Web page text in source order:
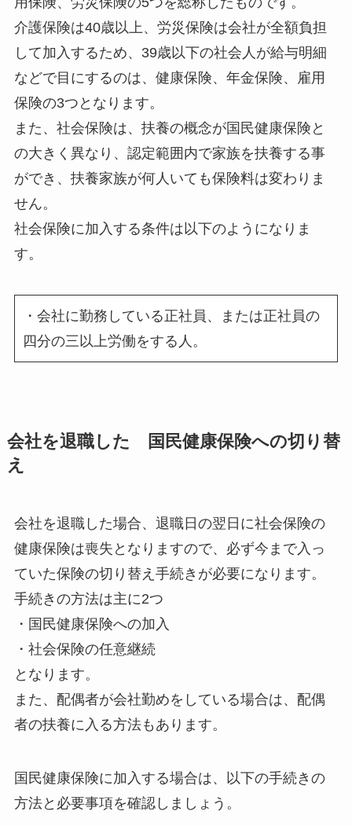
介護保険は40歳以上、労災保険は会社が全額負担
して加入するため、39歳以下の社会人が給与明細
などで目にするのは、健康保険、年金保険、雇用
保険の3つとなります。
また、社会保険は、扶養の概念が国民健康保険と
の大きく異なり、認定範囲内で家族を扶養する事
ができ、扶養家族が何人いても保険料は変わりま
せん。
社会保険に加入する条件は以下のようになりま
す。
・会社に勤務している正社員、または正社員の
四分の三以上労働をする人。
会社を退職した 国民健康保険への切り替
え
会社を退職した場合、退職日の翌日に社会保険の
健康保険は喪失となりますので、必ず今まで入っ
ていた保険の切り替え手続きが必要になります。
手続きの方法は主に2つ
・国民健康保険への加入
・社会保険の任意継続
となります。
また、配偶者が会社勤めをしている場合は、配偶
者の扶養に入る方法もあります。
国民健康保険に加入する場合は、以下の手続きの
方法と必要事項を確認しましょう。